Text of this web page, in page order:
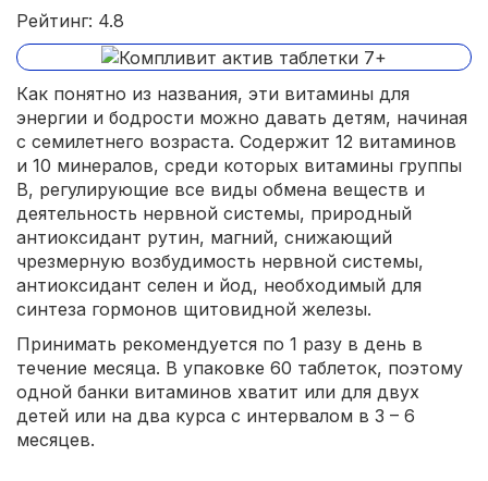
Рейтинг: 4.8
Как понятно из названия, эти витамины для
энергии и бодрости можно давать детям, начиная
с семилетнего возраста. Содержит 12 витаминов
и 10 минералов, среди которых витамины группы
В, регулирующие все виды обмена веществ и
деятельность нервной системы, природный
антиоксидант рутин, магний, снижающий
чрезмерную возбудимость нервной системы,
антиоксидант селен и йод, необходимый для
синтеза гормонов щитовидной железы.
Принимать рекомендуется по 1 разу в день в
течение месяца. В упаковке 60 таблеток, поэтому
одной банки витаминов хватит или для двух
детей или на два курса с интервалом в 3 – 6
месяцев.